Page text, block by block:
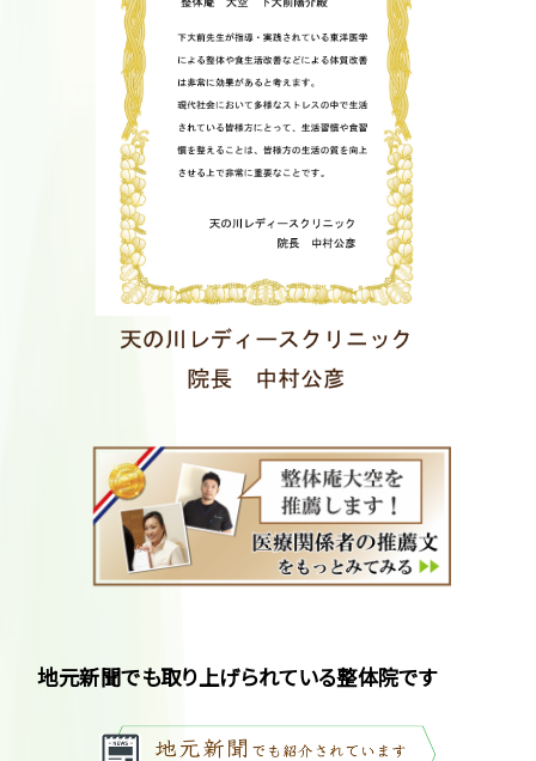
地元新聞でも取り上げられている整体院です